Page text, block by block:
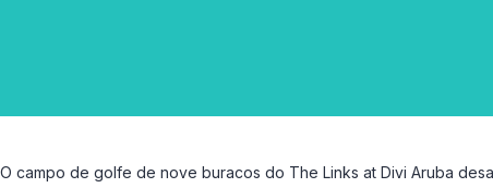
O campo de golfe de nove buracos do The Links at Divi Aruba